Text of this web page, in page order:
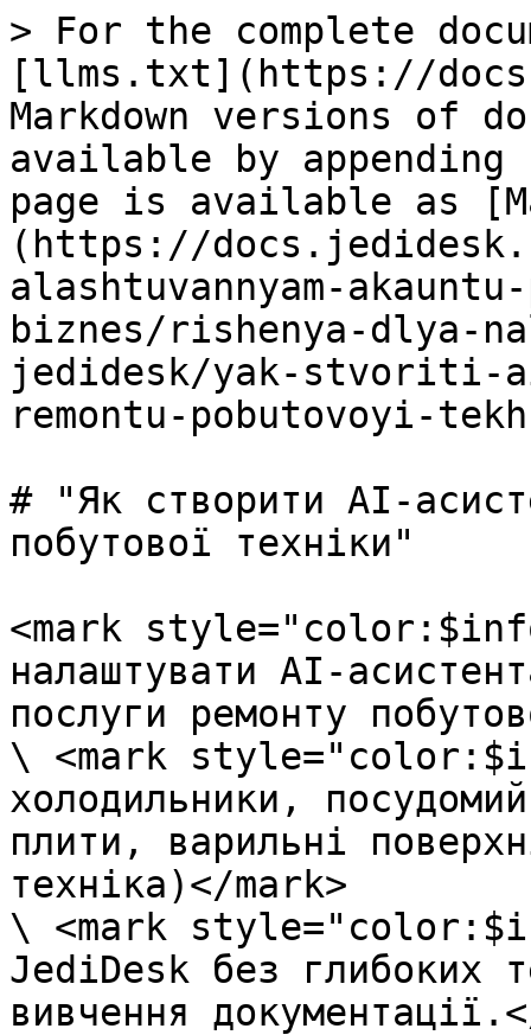
> For the complete
[llms.txt](https://
Markdown versions of
available by
page is available as
(https://
alashtuvannyam-
biznes/rishenya-dlya-
jedidesk/yak-stvoriti-
remontu-pobutovoyi-
# "Як створити AI-
побутової техніки"
<mark
налаштувати AI-
послуги ремонту
\ <mark
холодильники,
плити, варильні
техніка)</mark>
\ <mark
JediDesk без глибоких
вивчення